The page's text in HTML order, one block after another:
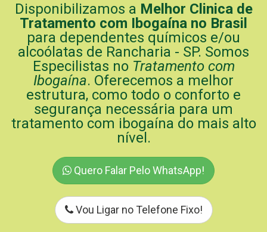
Disponibilizamos a Melhor Clinica de
Tratamento com Ibogaína no Brasil
para dependentes químicos e/ou
alcoólatas de Rancharia - SP. Somos
Especilistas no Tratamento com
Ibogaína. Oferecemos a melhor
estrutura, como todo o conforto e
segurança necessária para um
tratamento com ibogaína do mais alto
nível.
Quero Falar Pelo WhatsApp!
Vou Ligar no Telefone Fixo!